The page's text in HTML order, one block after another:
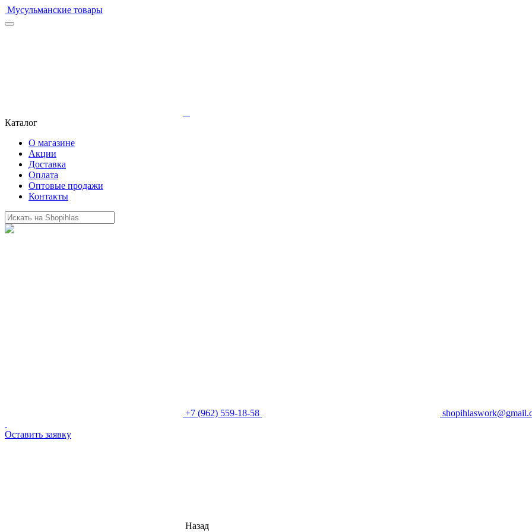
Мусульманские товары
Каталог
О магазине
Акции
Доставка
Оплата
Оптовые продажи
Контакты
+7 (962) 559-18-58
Оставить заявку
Назад